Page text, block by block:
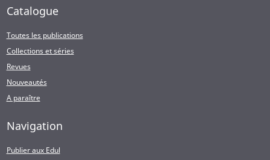
Catalogue
Toutes les publications
Collections et séries
Revues
Nouveautés
A paraître
Navigation
Publier aux Edul